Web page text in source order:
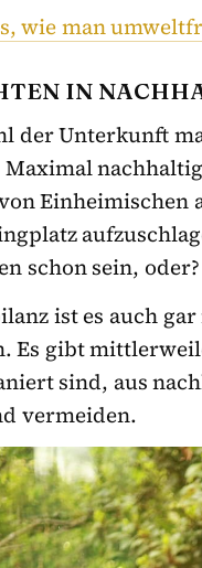
wie man
IN
der Unterkunft
Einheimischen
schon sein, oder?
ist es auch
Es gibt
sind, aus
vermeiden.